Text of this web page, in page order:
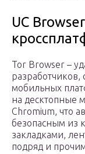
UC
Tor Browser –
мобильных
на десктопные
Chromium, что
безопасным из
закладками,
подряд и